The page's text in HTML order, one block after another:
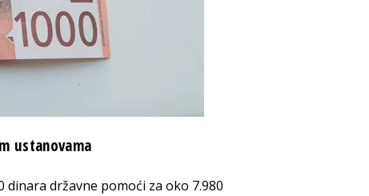
ustanovama
državne pomoći za oko 7.980